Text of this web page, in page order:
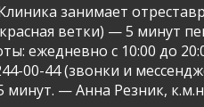
занимает
ветки) — 5 минут
ежедневно с 10:00 до
00-44 (звонки и
— Анна Резник,